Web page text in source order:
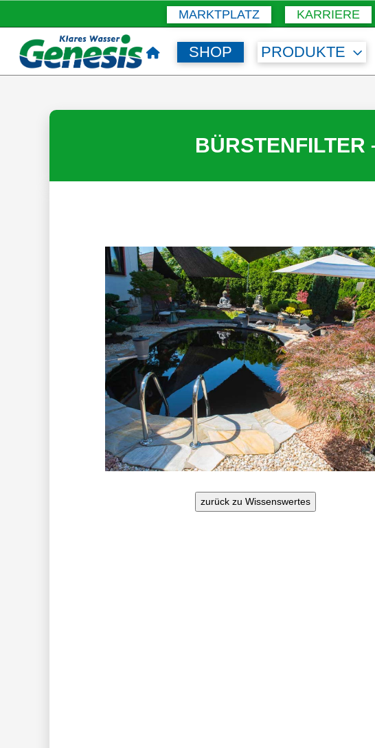
MARKTPLATZ KARRIERE
SHOP PRODUKTE
zurück zu Wissenswertes